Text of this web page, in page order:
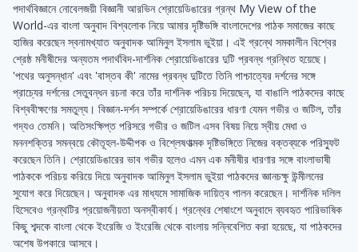
পদার্থবিজ্ঞানে নোবেলজয়ী বিজ্ঞানী আরভিন শ্রোয়েডিঙারের গ্রন্থ My View of the
World-এর বাংলা অনুবাদ বিশ্বলোক নিয়ে আমার দৃষ্টিভঙ্গি বাংলাদেশের পাঠক সমাজের কাছে
হাজির করেছেন স্বনামখ্যাত অনুবাদক আমিনুল ইসলাম ভুইয়া। এই গ্রন্থে সমকালীন বিশ্বের
শ্রেষ্ঠ মনীষীদের অন্যতম পদার্থবিদ-দার্শনিক শ্রোয়েডিঙারের দুটি প্রবন্ধ গ্রন্থিত হয়েছে।
'পথের অনুসন্ধান' এবং 'বাস্তব কী' নামের প্রবন্ধ দুটিতে তিনি পাশ্চাত্যের দর্শনের সঙ্গে
প্রাচ্যের দর্শনের সেতুবন্ধন রচনা করে তাঁর দার্শনিক পরিচয় দিয়েছেন, যা বাঙালি পাঠকদের কাছে
বিশ্ববীক্ষণের সমতুল্য। বিজ্ঞান-দর্শন সম্পর্কে শ্রোয়েডিঙারের ধারণা যেমন গভীর ও জটিল, তাঁর
গদ্যও তেমনি। অতিসংক্ষিপ্ত পরিসরে গভীর ও জটিল এসব বিষয় নিয়ে স্বীয় মেধা ও
মননশক্তির সমন্বয়ে কৌতূহল-উদ্দীপক ও বিশ্লেষণাত্মক দৃষ্টিভঙ্গিতে নিজের বক্তব্যকে পরিস্ফুট
করেছেন তিনি। শ্রোয়েডিঙারের ভাব গভীর হলেও এমন এক মনীষীর ধারণার সঙ্গে বাংলাভাষী
পাঠককে পরিচয় করিয়ে দিয়ে অনুবাদক আমিনুল ইসলাম ভুইয়া পাঠকদের জ্ঞানচক্ষু উন্মীলনের
সুযোগ করে দিয়েছেন। অনুবাদক এর মাধ্যমে সামাজিক দায়িত্ব পালন করেছেন। দার্শনিক দলিল
হিসেবেও গ্রন্থটির প্রয়োজনীয়তা অনস্বীকার্য। গ্রন্থের শেষাংশে অনুবাদে ব্যবহৃত পারিভাষিক
কিছু শব্দকে বাংলা থেকে ইংরেজি ও ইংরেজি থেকে বাংলায় সন্নিবেশিত করা হয়েছে, যা পাঠকদের
অশেষ উপকারে আসবে।